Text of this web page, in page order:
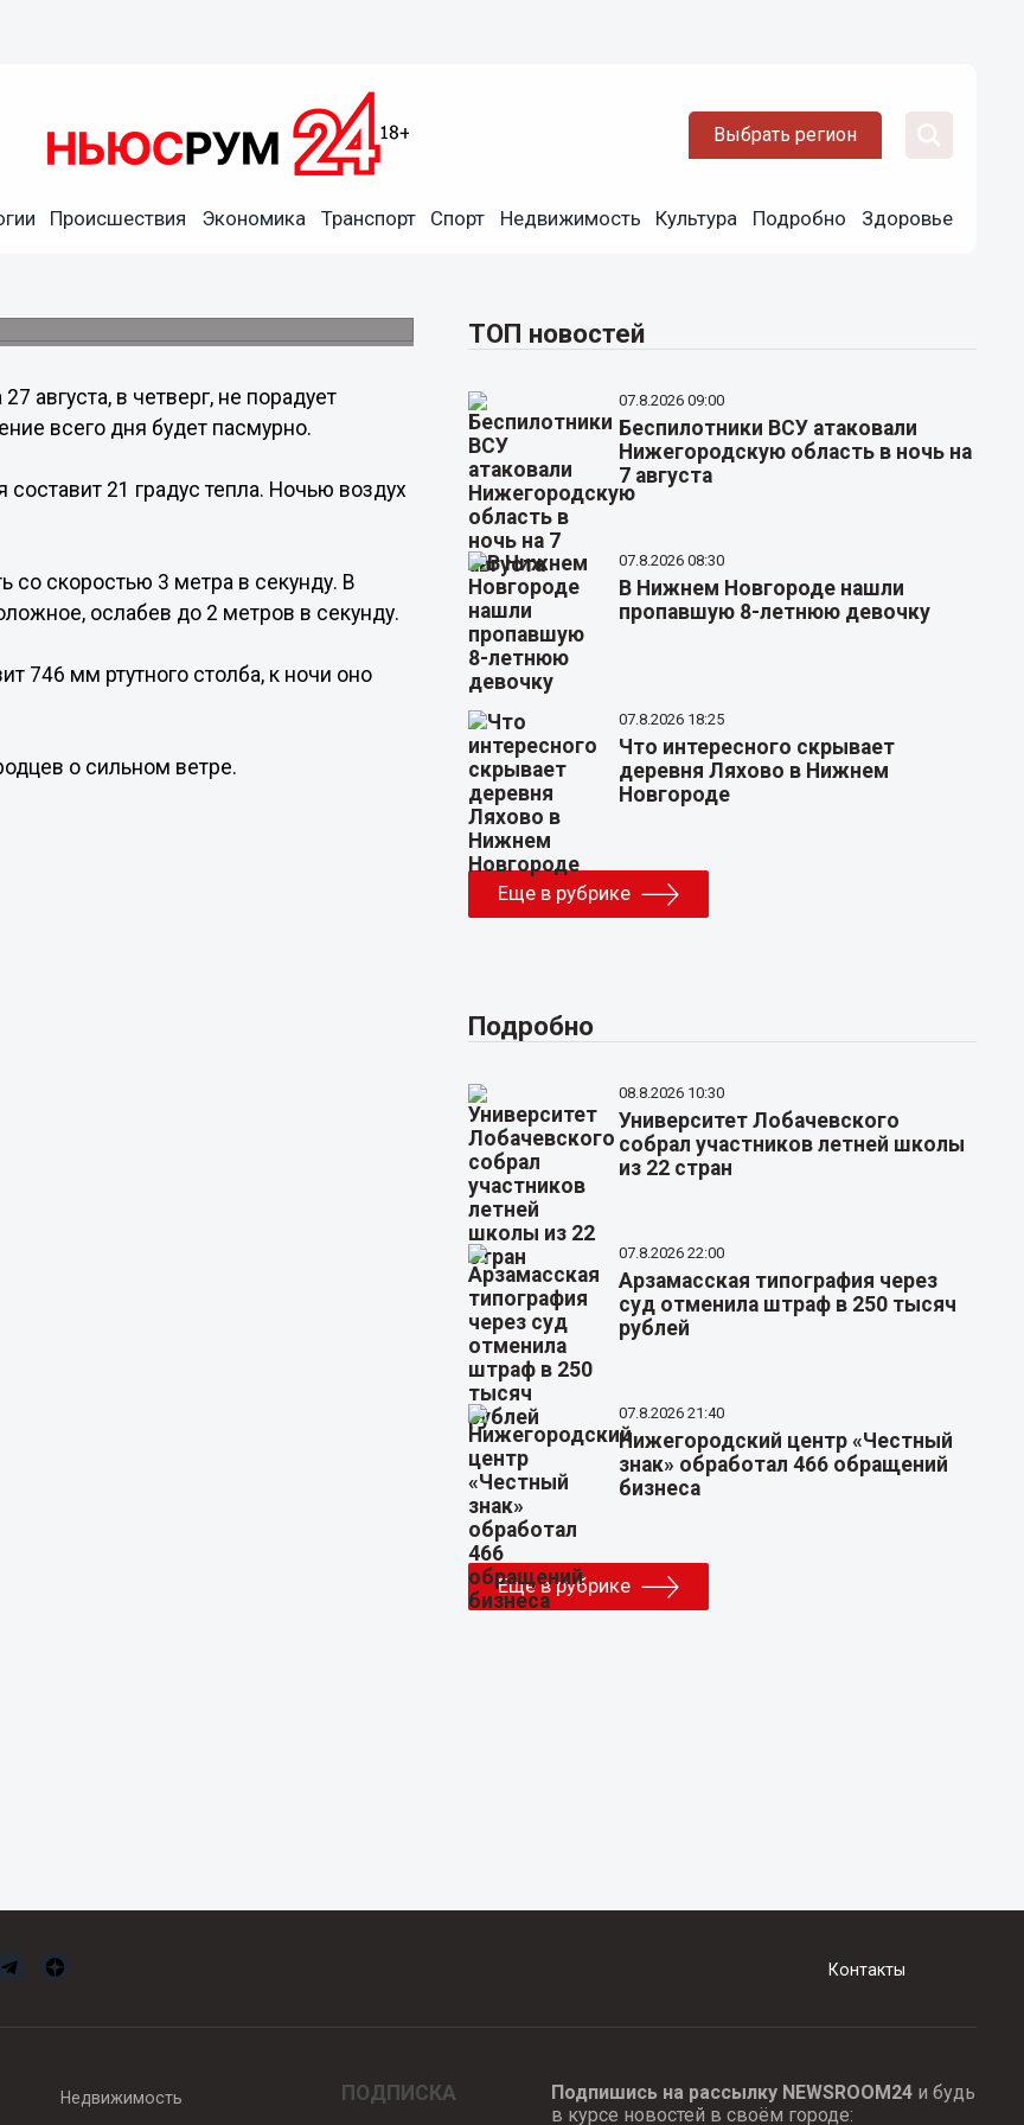
Выбрать регион
Происшествия Экономика Транспорт Спорт Недвижимость Культура Подробно Здоровье
27 августа, в четверг, не порадует
всего дня будет пасмурно.
21 градус тепла. Ночью воздух
со скоростью 3 метра в секунду. В
ослабев до 2 метров в секунду.
746 мм ртутного столба, к ночи оно
о сильном ветре.
ТОП новостей
07.8.2026 09:00
Беспилотники ВСУ атаковали
Нижегородскую область в ночь на
7 августа
07.8.2026 08:30
В Нижнем Новгороде нашли
пропавшую 8-летнюю девочку
07.8.2026 18:25
Что интересного скрывает
деревня Ляхово в Нижнем
Новгороде
Еще в рубрике
Подробно
08.8.2026 10:30
Университет Лобачевского
собрал участников летней школы
из 22 стран
07.8.2026 22:00
Арзамасская типография через
суд отменила штраф в 250 тысяч
рублей
07.8.2026 21:40
Нижегородский центр «Честный
знак» обработал 466 обращений
бизнеса
Еще в рубрике
Контакты
Недвижимость ПОДПИСКА Подпишись на рассылку NEWSROOM24и будь
в курсе новостей в своём городе: